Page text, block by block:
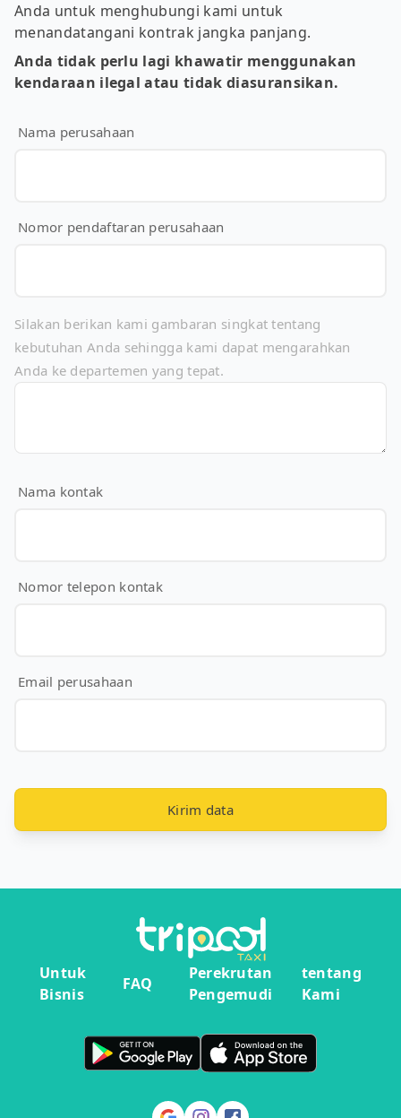
Anda untuk menghubungi kami untuk
menandatangani kontrak jangka panjang.
Anda tidak perlu lagi khawatir menggunakan
kendaraan ilegal atau tidak diasuransikan.
Nama perusahaan
Nomor pendaftaran perusahaan
Silakan berikan kami gambaran singkat tentang
kebutuhan Anda sehingga kami dapat mengarahkan
Anda ke departemen yang tepat.
Nama kontak
Nomor telepon kontak
Email perusahaan
Kirim data
Untuk
Bisnis
FAQ
Perekrutan
Pengemudi
tentang
Kami